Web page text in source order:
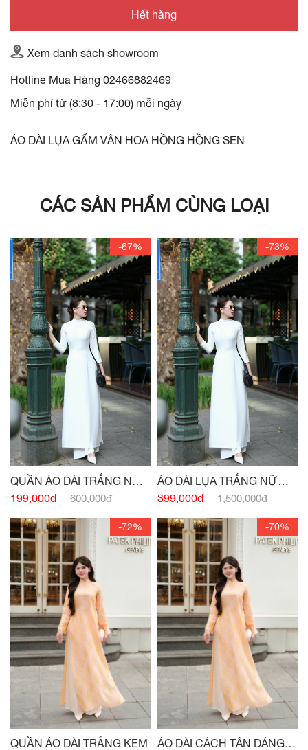
Hết hàng
Xem danh sách showroom
Hotline Mua Hàng 02466882469
Miễn phí từ (8:30 - 17:00) mỗi ngày
ÁO DÀI LỤA GẤM VÂN HOA HỒNG HỒNG SEN
CÁC SẢN PHẨM CÙNG LOẠI
-67%
QUẦN ÁO DÀI TRẮNG NỮ
SINH
199,000đ 600,000đ
-73%
ÁO DÀI LỤA TRẮNG NỮ
SINH
399,000đ 1,500,000đ
-72%
QUẦN ÁO DÀI TRẮNG KEM
-70%
ÁO DÀI CÁCH TÂN DÁNG